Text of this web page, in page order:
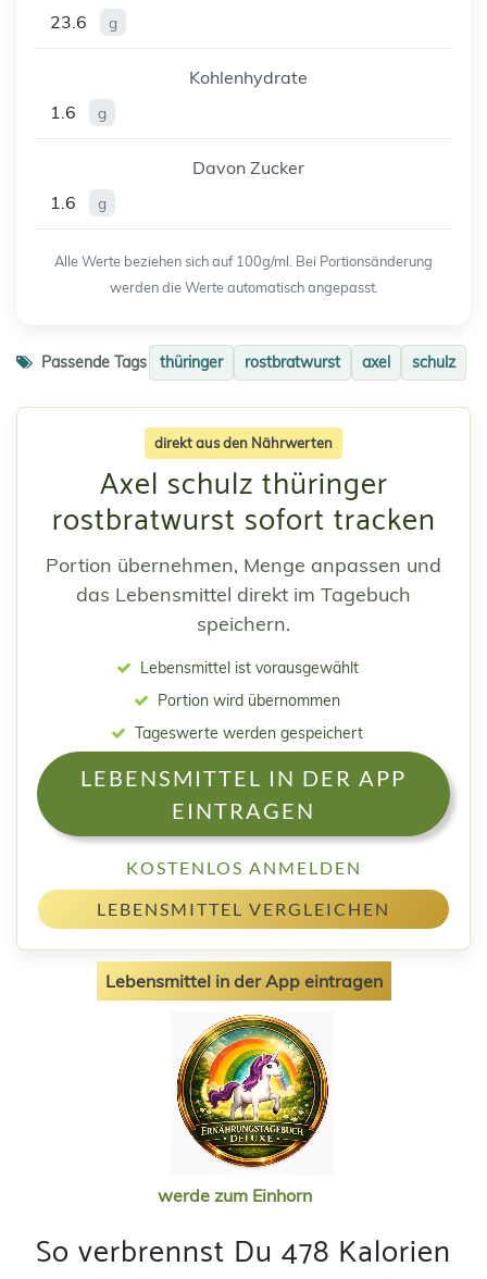
23.6
g
Kohlenhydrate
1.6
g
Davon Zucker
1.6
g
Alle Werte beziehen sich auf 100g/ml. Bei Portionsänderung
werden die Werte automatisch angepasst.
Passende Tags thüringer rostbratwurst axel schulz
direkt aus den Nährwerten
Axel schulz thüringer
rostbratwurst sofort tracken
Portion übernehmen, Menge anpassen und
das Lebensmittel direkt im Tagebuch
speichern.
Lebensmittel ist vorausgewählt
Portion wird übernommen
Tageswerte werden gespeichert
LEBENSMITTEL IN DER APP
EINTRAGEN
KOSTENLOS ANMELDEN
LEBENSMITTEL VERGLEICHEN
Lebensmittel in der App eintragen
werde zum Einhorn
So verbrennst Du 478 Kalorien